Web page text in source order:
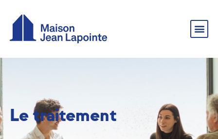
Le traitement